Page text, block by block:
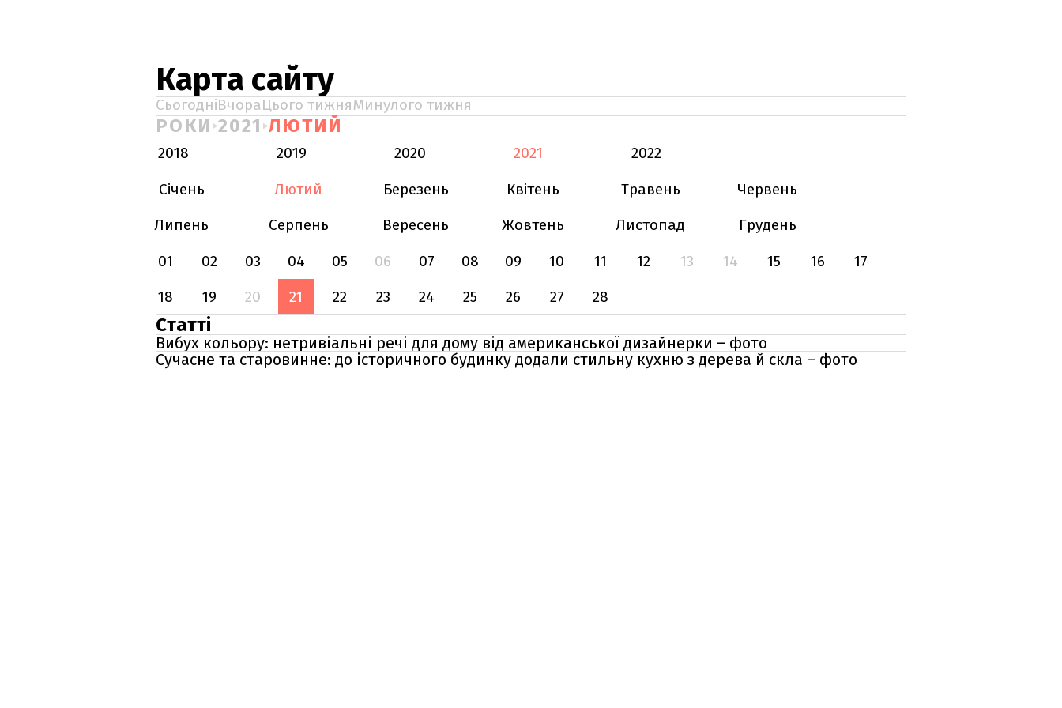
Карта сайту
СьогодніВчораЦього тижняМинулого тижня
РОКИ 2021 ЛЮТИЙ
2018 2019 2020 2021
2022
Січень
Лютий Березень Квітень Травень
Червень
Липень
Серпень Вересень Жовтень Листопад
Грудень
01
02 03 04 05 06 07 08 09 10 11 12 13 14 15 16
17
18
19 20 21 22 23 24 25 26 27 28
Статті
Вибух кольору: нетривіальні речі для дому від американської дизайнерки – фото
Сучасне та старовинне: до історичного будинку додали стильну кухню з дерева й скла – фото